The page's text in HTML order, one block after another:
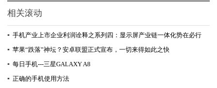
相关滚动
▪ 手机产业上市企业利润诠释之系列四：显示屏产业链一体化势在必行
▪ 苹果“跌落”神坛？安卓联盟正式宣布，一切来得如此之快
▪ 每日手机---三星GALAXY A8
▪ 正确的手机使用方法